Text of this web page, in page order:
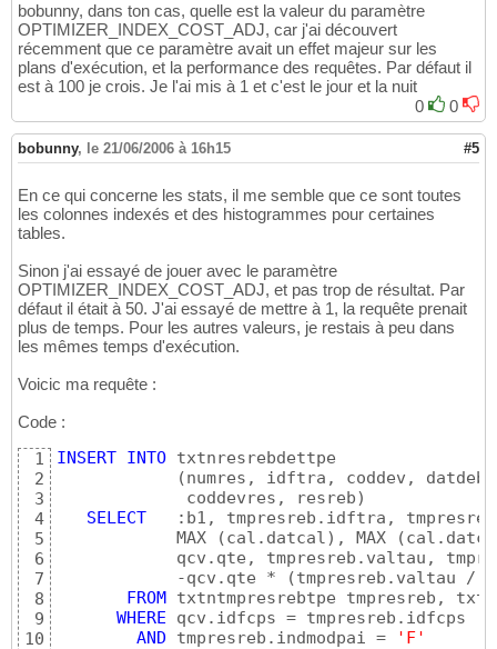
bobunny, dans ton cas, quelle est la valeur du paramètre
OPTIMIZER_INDEX_COST_ADJ, car j'ai découvert
récemment que ce paramètre avait un effet majeur sur les
plans d'exécution, et la performance des requêtes. Par défaut il
est à 100 je crois. Je l'ai mis à 1 et c'est le jour et la nuit
0
0
bobunny, le 21/06/2006 à 16h15 #5
En ce qui concerne les stats, il me semble que ce sont toutes
les colonnes indexés et des histogrammes pour certaines
tables.
Sinon j'ai essayé de jouer avec le paramètre
OPTIMIZER_INDEX_COST_ADJ, et pas trop de résultat. Par
défaut il était à 50. J'ai essayé de mettre à 1, la requête prenait
plus de temps. Pour les autres valeurs, je restais à peu dans
les mêmes temps d'exécution.
Voicic ma requête :
Code :
1
2
3
4
5
6
7
8
9
10
INSERT INTO txtnresrebdettpe
(numres, idftra, coddev,
             coddevres, resreb
)
SELECT
:b1, tmpresreb.idftra,
            MAX
(cal.datcal) , MAX (
qcv.qte, tmpresreb.valtau,
            -qcv.qte *
(tmpresreb.valtau /
FROM
txtntmpresrebtpe tmpresreb,
WHERE qcv.idfcps = tmpresreb.idfcps
AND tmpresreb.indmodpai =
'F'